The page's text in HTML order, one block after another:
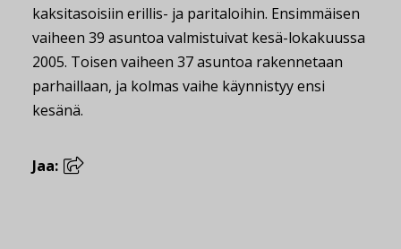
kaksitasoisiin erillis- ja paritaloihin. Ensimmäisen
vaiheen 39 asuntoa valmistuivat kesä-lokakuussa
2005. Toisen vaiheen 37 asuntoa rakennetaan
parhaillaan, ja kolmas vaihe käynnistyy ensi
kesänä.
Jaa: